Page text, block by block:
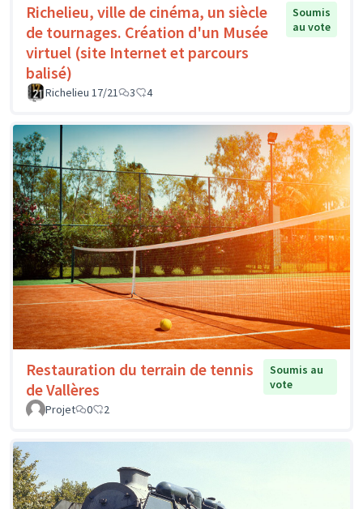
Richelieu, ville de cinéma, un siècle
de tournages. Création d'un Musée
virtuel (site Internet et parcours
balisé)
Soumis
au vote
Richelieu 17/21 3 4
Restauration du terrain de tennis
de Vallères
Soumis au
vote
Projet
0 2